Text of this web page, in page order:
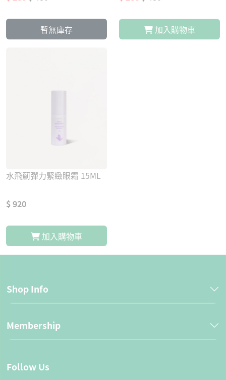
暫無庫存 加入購物車
水飛薊彈力緊緻眼霜 15ML
$ 920
加入購物車
Shop Info
Membership
Follow Us